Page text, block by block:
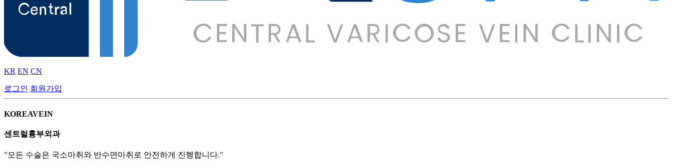
KR EN CN
로그인 회원가입
KOREAVEIN
센트럴흉부외과
"모든 수술은 국소마취와 반수면마취로 안전하게 진행합니다."